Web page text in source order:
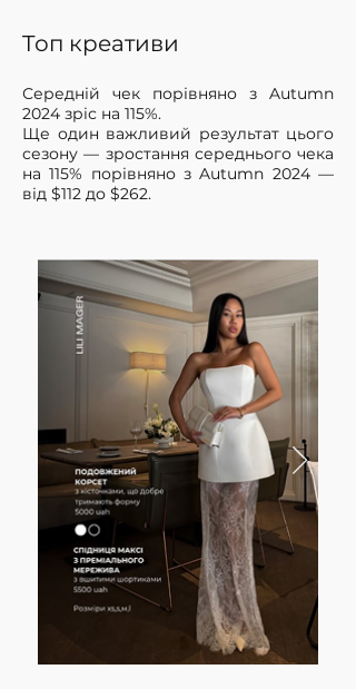
Tоп креативи
Середній чек порівняно з Autumn
2024 зріс на 115%.
Ще один важливий результат цього
сезону — зростання середнього чека
на 115% порівняно з Autumn 2024 —
від $112 до $262.